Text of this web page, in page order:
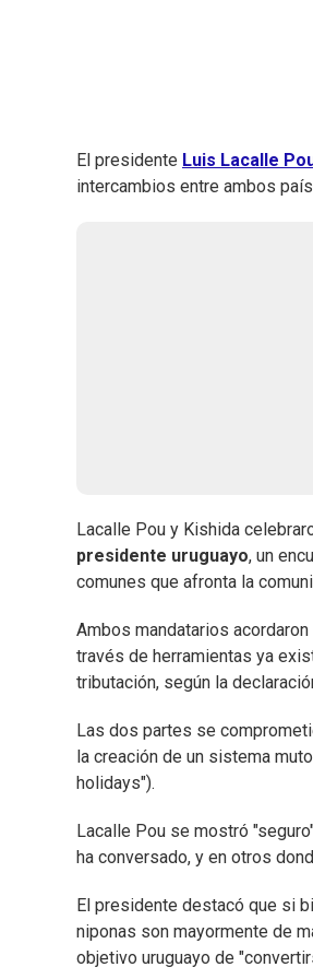
El presidente Luis Lacalle
intercambios entre ambos
Lacalle Pou y Kishida
presidente uruguayo, un
comunes que afronta la
Ambos mandatarios
través de herramientas ya
tributación, según la
Las dos partes se
la creación de un sistema
holidays").
Lacalle Pou se mostró
ha conversado, y en otros
El presidente destacó que si
niponas son mayormente de
objetivo uruguayo de